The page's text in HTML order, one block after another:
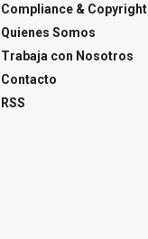
Compliance & Copyright
Quienes Somos
Trabaja con Nosotros
Contacto
RSS